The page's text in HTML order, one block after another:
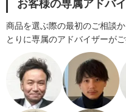
お客様の専属アドバ
商品を選ぶ際の最初のご相談
とりに専属のアドバイザーが